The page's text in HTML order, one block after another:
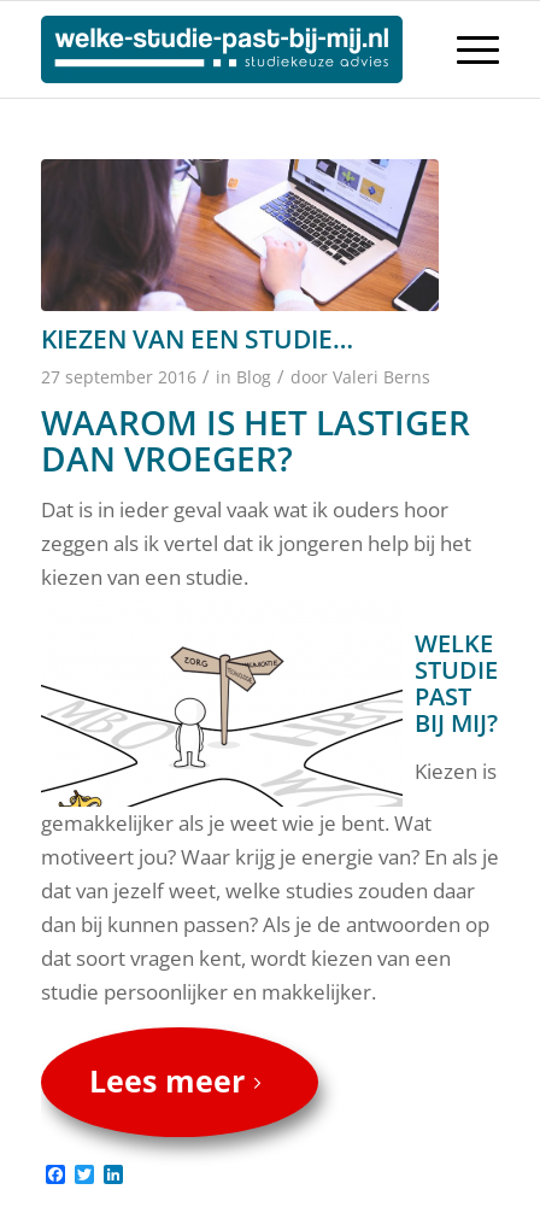
KIEZEN VAN EEN STUDIE…
27 september 2016 / in Blog / door Valeri Berns
WAAROM IS HET LASTIGER
DAN VROEGER?
Dat is in ieder geval vaak wat ik ouders hoor
zeggen als ik vertel dat ik jongeren help bij het
kiezen van een studie.
WELKE
STUDIE
PAST
BIJ MIJ?
Kiezen is
gemakkelijker als je weet wie je bent. Wat
motiveert jou? Waar krijg je energie van? En als je
dat van jezelf weet, welke studies zouden daar
dan bij kunnen passen? Als je de antwoorden op
dat soort vragen kent, wordt kiezen van een
studie persoonlijker en makkelijker.
Lees meer
Facebook
TwitterLinkedIn